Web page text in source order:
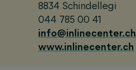
8834 Schindellegi
044 785 00 41
info@inlinecenter.ch
www.inlinecenter.ch